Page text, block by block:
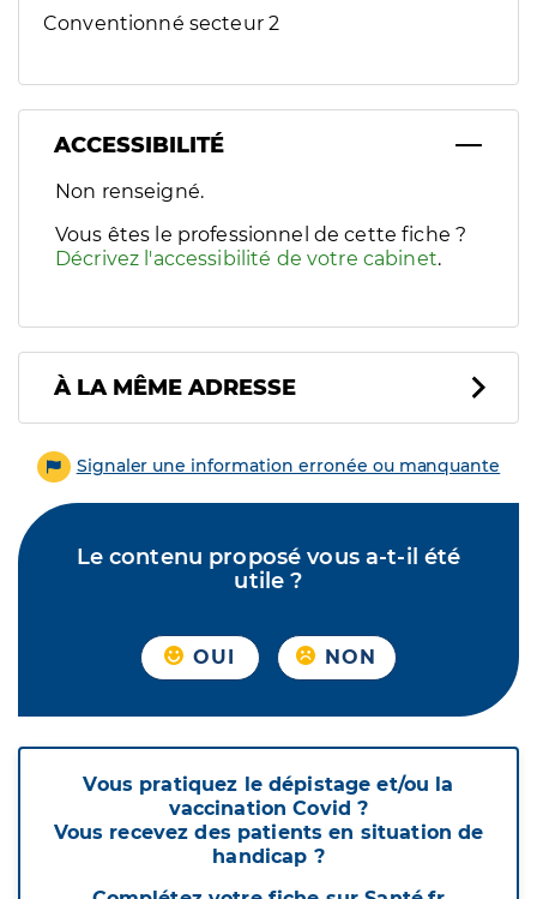
Conventionné secteur 2
ACCESSIBILITÉ
Filtres
Sélectionnez un ou plusieurs handicaps/besoins
Non renseigné.
Vous êtes le professionnel de cette fiche ?
Décrivez l'accessibilité de votre cabinet.
À LA MÊME ADRESSE
Signaler une information erronée ou manquante
Le contenu proposé vous a-t-il été
utile ?
OUI NON
Vous pratiquez le dépistage et/ou la
vaccination Covid ?
Vous recevez des patients en situation de
handicap ?